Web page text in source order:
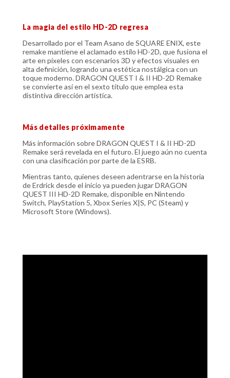
La magia del estilo HD-2D regresa
Desarrollado por el Team Asano de SQUARE ENIX, este
remake mantiene el aclamado estilo HD-2D, que fusiona el
arte en píxeles con escenarios 3D y efectos visuales en
alta definición, logrando una estética nostálgica con un
toque moderno. DRAGON QUEST I & II HD-2D Remake
se convierte así en el sexto título que emplea esta
distintiva dirección artística.
Más detalles próximamente
Más información sobre DRAGON QUEST I & II HD-2D
Remake será revelada en el futuro. El juego aún no cuenta
con una clasificación por parte de la ESRB.
Mientras tanto, quienes deseen adentrarse en la historia
de Erdrick desde el inicio ya pueden jugar DRAGON
QUEST III HD-2D Remake, disponible en Nintendo
Switch, PlayStation 5, Xbox Series X|S, PC (Steam) y
Microsoft Store (Windows).